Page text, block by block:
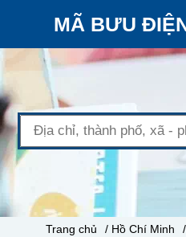
MÃ BƯU
Trang chủ / Hồ Chí Minh